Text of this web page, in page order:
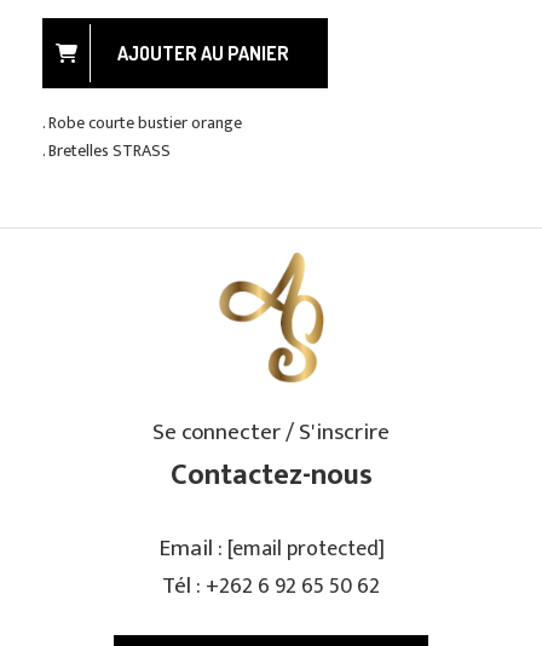
AJOUTER AU PANIER
. Robe courte bustier orange
. Bretelles STRASS
Se connecter / S'inscrire
Contactez-nous
Email : [email protected]
Tél : +262 6 92 65 50 62